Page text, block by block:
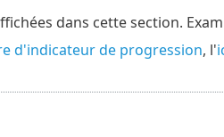
dans cette section.
d'indicateur de progression, l'